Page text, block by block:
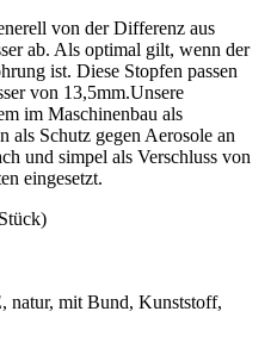
von der Differenz aus
ab. Als optimal gilt, wenn der
ist. Diese Stopfen passen
von 13,5mm.Unsere
im Maschinenbau als
als Schutz gegen Aerosole an
und simpel als Verschluss von
eingesetzt.